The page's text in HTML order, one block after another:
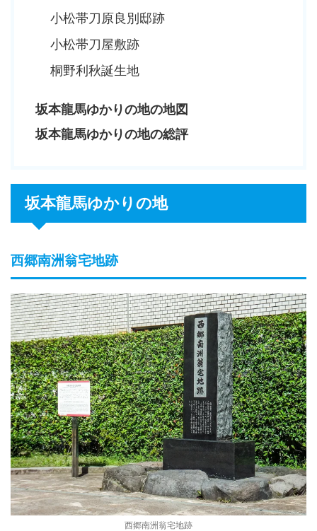
小松帯刀原良別邸跡
小松帯刀屋敷跡
桐野利秋誕生地
坂本龍馬ゆかりの地の地図
坂本龍馬ゆかりの地の総評
坂本龍馬ゆかりの地
西郷南洲翁宅地跡
西郷南洲翁宅地跡